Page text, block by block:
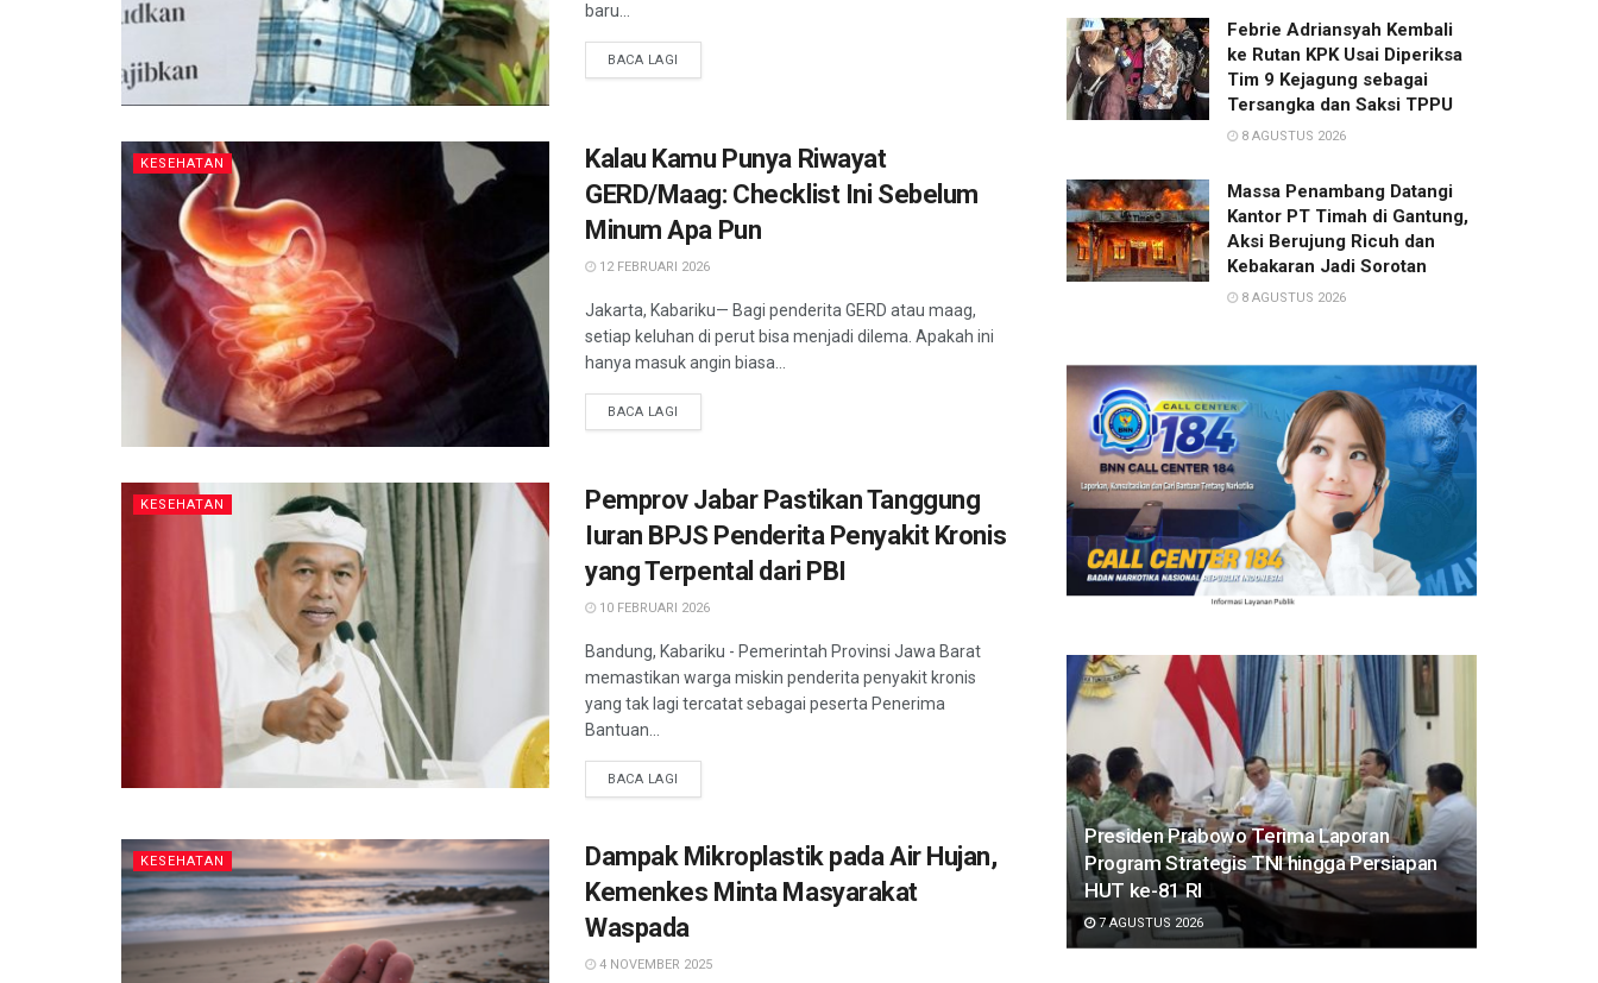
baru...
BACA LAGI
KESEHATAN
Kalau Kamu Punya Riwayat
GERD/Maag: Checklist Ini Sebelum
Minum Apa Pun
12 FEBRUARI 2026
Jakarta, Kabariku— Bagi penderita GERD atau maag,
setiap keluhan di perut bisa menjadi dilema. Apakah ini
hanya masuk angin biasa...
BACA LAGI
KESEHATAN
Pemprov Jabar Pastikan Tanggung
Iuran BPJS Penderita Penyakit Kronis
yang Terpental dari PBI
10 FEBRUARI 2026
Bandung, Kabariku - Pemerintah Provinsi Jawa Barat
memastikan warga miskin penderita penyakit kronis
yang tak lagi tercatat sebagai peserta Penerima
Bantuan...
BACA LAGI
KESEHATAN
Dampak Mikroplastik pada Air Hujan,
Kemenkes Minta Masyarakat
Waspada
4 NOVEMBER 2025
Febrie Adriansyah Kembali
ke Rutan KPK Usai Diperiksa
Tim 9 Kejagung sebagai
Tersangka dan Saksi TPPU
8 AGUSTUS 2026
Massa Penambang Datangi
Kantor PT Timah di Gantung,
Aksi Berujung Ricuh dan
Kebakaran Jadi Sorotan
8 AGUSTUS 2026
Presiden Prabowo Terima Laporan
Program Strategis TNI hingga Persiapan
HUT ke-81 RI
7 AGUSTUS 2026